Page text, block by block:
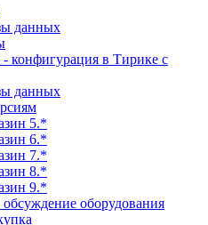
данных
конфигурация в Тирике с
данных
5.*
6.*
7.*
8.*
9.*
оборудования